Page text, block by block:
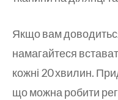
Якщо вам
намагайтеся
кожні 20 хвилин.
що можна робити